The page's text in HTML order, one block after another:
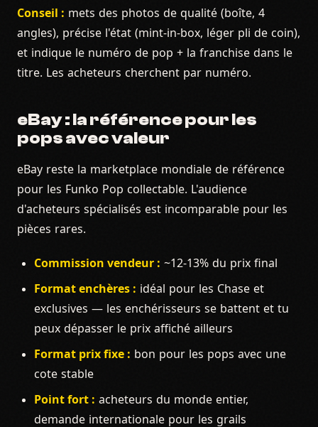
Conseil : mets des photos de qualité (boîte, 4
angles), précise l'état (mint-in-box, léger pli de coin),
et indique le numéro de pop + la franchise dans le
titre. Les acheteurs cherchent par numéro.
eBay : la référence pour les
pops avec valeur
eBay reste la marketplace mondiale de référence
pour les Funko Pop collectable. L'audience
d'acheteurs spécialisés est incomparable pour les
pièces rares.
Commission vendeur : ~12-13% du prix final
Format enchères : idéal pour les Chase et
exclusives — les enchérisseurs se battent et tu
peux dépasser le prix affiché ailleurs
Format prix fixe : bon pour les pops avec une
cote stable
Point fort : acheteurs du monde entier,
demande internationale pour les grails